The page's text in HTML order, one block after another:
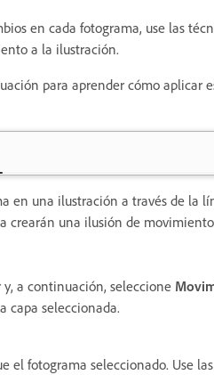
en cada fotograma, use las
a la ilustración.
para aprender cómo aplicar
en una ilustración a través de la
crearán una ilusión de
a continuación, seleccione
capa seleccionada.
el fotograma seleccionado. Use